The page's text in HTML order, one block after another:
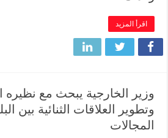
اقرأ المزيد
وزير الخارجية يبحث مع نظيره
وتطوير العلاقات الثنائية بين
المجالات